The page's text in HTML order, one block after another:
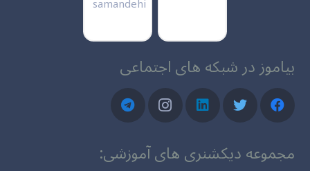
بیاموز در شبکه های اجتماعی
مجموعه دیکشنری های آموزشی: